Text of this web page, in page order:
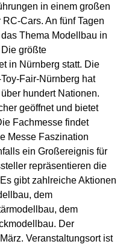
in einem großen
Cars. An fünf Tagen
Thema Modellbau in
größte
in Nürnberg statt. Die
Fair-Nürnberg hat
hundert Nationen.
geöffnet und bietet
Fachmesse findet
Messe Faszination
ein Großereignis für
repräsentieren die
gibt zahlreiche Aktionen
dem
dem
Der
Veranstaltungsort ist